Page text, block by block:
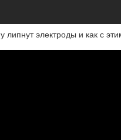
липнут электроды и как с